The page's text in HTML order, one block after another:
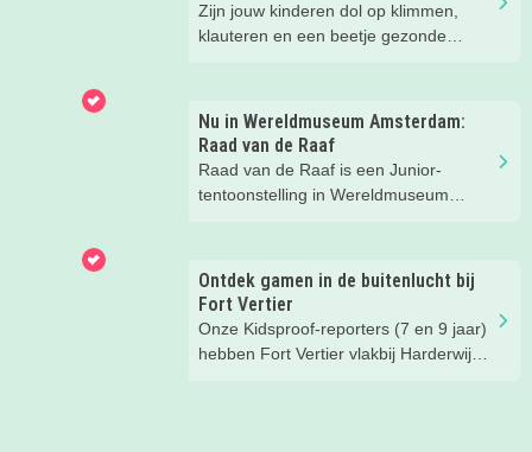
Zijn jouw kinderen dol op klimmen,
klauteren en een beetje gezonde
bij een klimbos van Fun Forest en heel
eerlijk... wij hadden niet verwacht dat
we zóveel zouden lachen. En het gaf
een flinke boost aan ons
zelfvertrouwen.
Nu in Wereldmuseum Amsterdam:
Raad van de Raaf
Raad van de Raaf is een Junior-
tentoonstelling in Wereldmuseum
we ontdekken met onze
Kidsproofreporters Kees, Aukje en
moeder Harmke.
Ontdek gamen in de buitenlucht bij
Fort Vertier
Onze Kidsproof-reporters (7 en 9 jaar)
hebben Fort Vertier vlakbij Harderwijk